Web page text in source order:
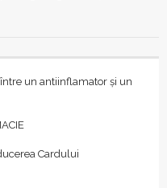
un antiinflamator și un
Cardului